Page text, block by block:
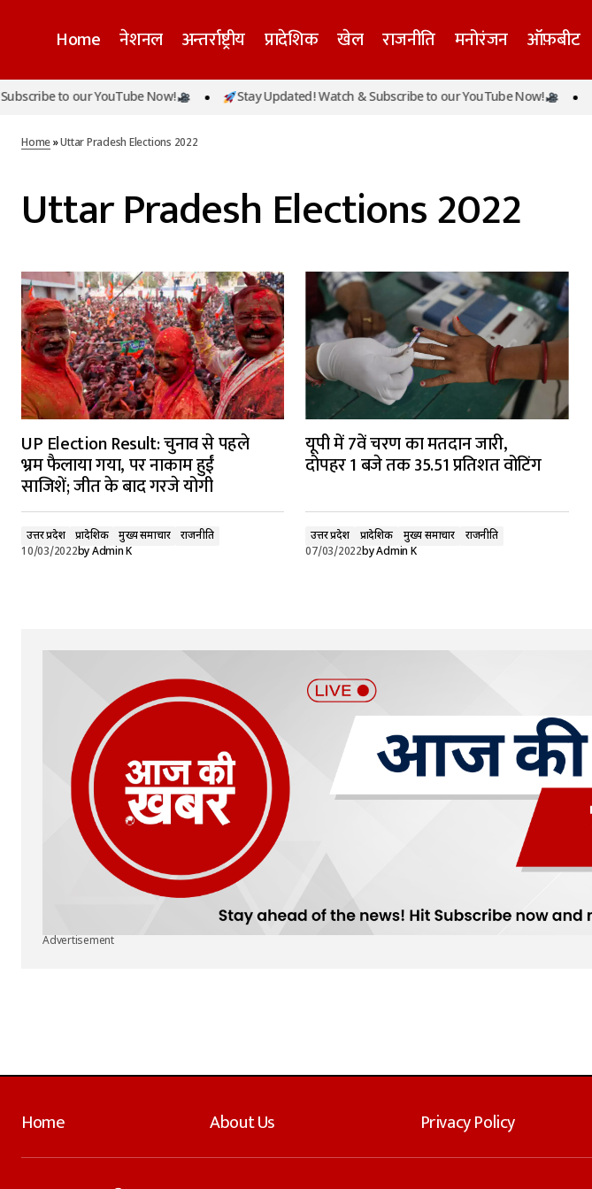
Home नेशनल अन्तर्राष्ट्रीय प्रादेशिक खेल राजनीति मनोरंजन ऑफ़बीट
to our YouTube Now! Stay Updated! Watch & Subscribe to our YouTube Now!
Home»Uttar Pradesh Elections 2022
Uttar Pradesh Elections 2022
UP Election Result: चुनाव से पहले
भ्रम फैलाया गया, पर नाकाम हुईं
साजिशें; जीत के बाद गरजे योगी
उत्तर प्रदेश प्रादेशिक मुख्य समाचार
राजनीति
10/03/2022byAdmin K
यूपी में 7वें चरण का मतदान जारी,
दोपहर 1 बजे तक 35.51 प्रतिशत वोटिंग
उत्तर प्रदेश प्रादेशिक मुख्य समाचार
राजनीति
07/03/2022byAdmin K
Advertisement
Home About Us Privacy Policy